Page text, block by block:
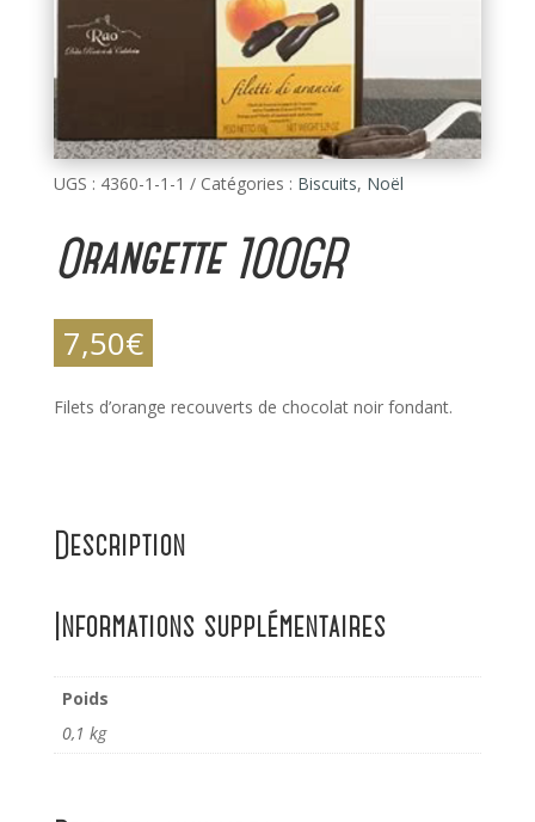
UGS : 4360-1-1-1 Catégories : Biscuits, Noël
Orangette 100GR
7,50€
Filets d’orange recouverts de chocolat noir fondant.
Description
Informations supplémentaires
Poids
0,1 kg